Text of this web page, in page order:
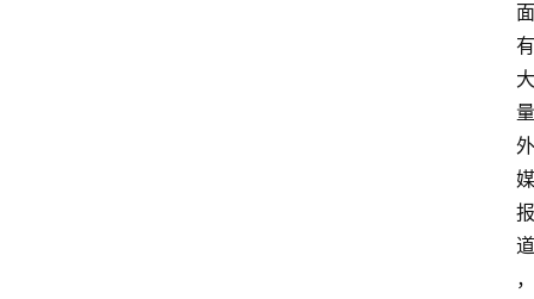
面
有
大
量
外
媒
报
道
，